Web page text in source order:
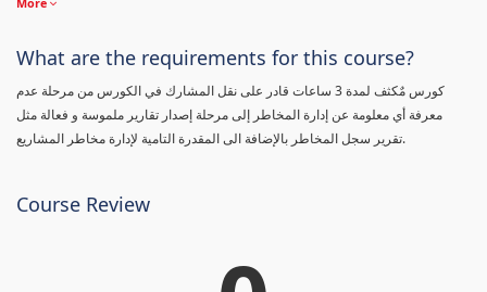
What are the requirements for this course?
كورس مٌكثف لمدة 3 ساعات قادر على نقل المشارك في الكورس من مرحلة عدم
معرفة أي معلومة عن إدارة المخاطر إلى مرحلة إصدار تقارير ملموسة و فعالة مثل
تقرير سجل المخاطر بالإضافة الى المقدرة التامية لإدارة مخاطر المشاريع.
Course Review